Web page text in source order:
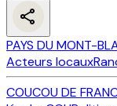
PAYS DU MONT-
Acteurs locaux
COUCOU DE